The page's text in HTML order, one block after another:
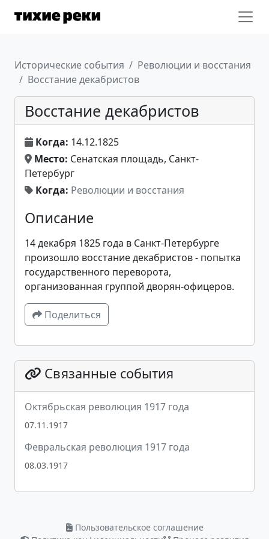
Исторические события
Революции и восстания
Восстание декабристов
Восстание декабристов
Когда: 14.12.1825
Место: Сенатская площадь, Санкт-
Петербург
Когда: Революции и восстания
Описание
14 декабря 1825 года в Санкт-Петербурге
произошло восстание декабристов - попытка
государственного переворота,
организованная группой дворян-офицеров.
Поделиться
Связанные события
Октябрьская революция 1917 года
07.11.1917
Февральская революция 1917 года
08.03.1917
Пользовательское соглашение